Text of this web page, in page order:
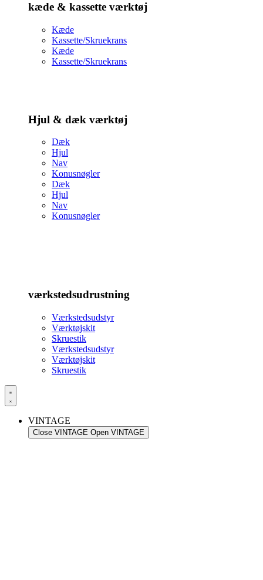
kæde & kassette værktøj
Kæde
Kassette/Skruekrans
Kæde
Kassette/Skruekrans
Hjul & dæk værktøj
Dæk
Hjul
Nav
Konusnøgler
Dæk
Hjul
Nav
Konusnøgler
værkstedsudrustning
Værkstedsudstyr
Værktøjskit
Skruestik
Værkstedsudstyr
Værktøjskit
Skruestik
VINTAGE
Close VINTAGE Open VINTAGE